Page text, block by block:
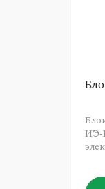
ИЭ-